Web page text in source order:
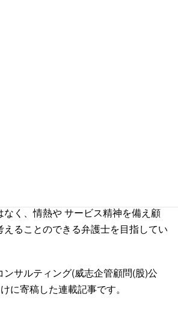
く、情熱や サービス精神を備え顧
ることのできる弁護士を目指してい
サルティング(威志企管顧問(股)公
に寄稿した連載記事です。